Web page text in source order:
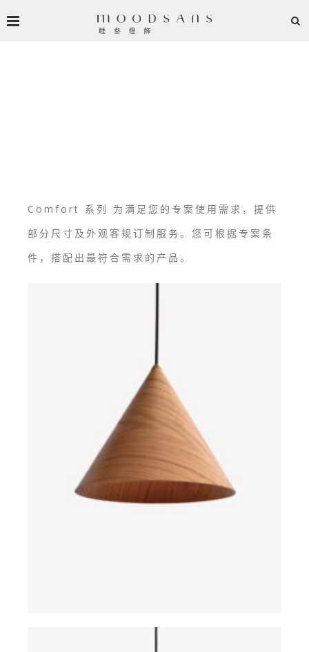
Comfort 系列 为满足您的专案使用需求，提供
部分尺寸及外观客规订制服务。您可根据专案条
件，搭配出最符合需求的产品。